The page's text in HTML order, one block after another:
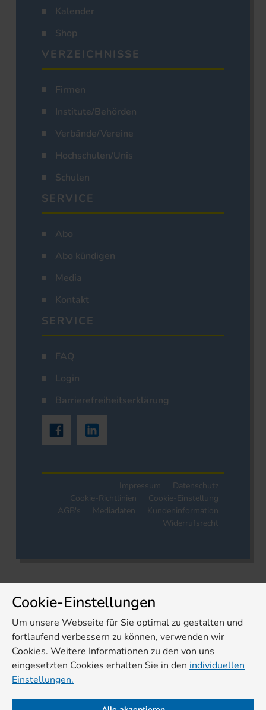
Kalender
Shop
VERZEICHNISSE
Firmen
Institute/Behörden
Verbände/Vereine
Hochschulen/Unis
Schulen
SERVICE
Abo
Abo kündigen
Media
Kontakt
SERVICE
FAQ
Login
Barrierefreiheitserklärung
Impressum
Datenschutz
Cookie-Richtlinien
Cookie-Einstellung
AGB's
Mediadaten
Kundeninformation
Widerrufsrecht
Cookie-Einstellungen
Um unsere Webseite für Sie optimal zu gestalten und
fortlaufend verbessern zu können, verwenden wir
Cookies. Weitere Informationen zu den von uns
eingesetzten Cookies erhalten Sie in den individuellen
Einstellungen.